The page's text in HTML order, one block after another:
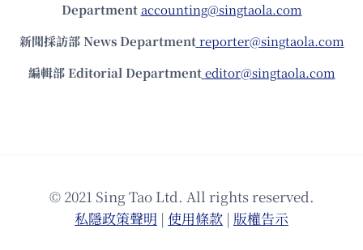
Department accounting@singtaola.com
新聞採訪部 News Department reporter@singtaola.com
編輯部 Editorial Department editor@singtaola.com
© 2021 Sing Tao Ltd. All rights reserved.
私隱政策聲明 | 使⽤條款 | 版權告⽰